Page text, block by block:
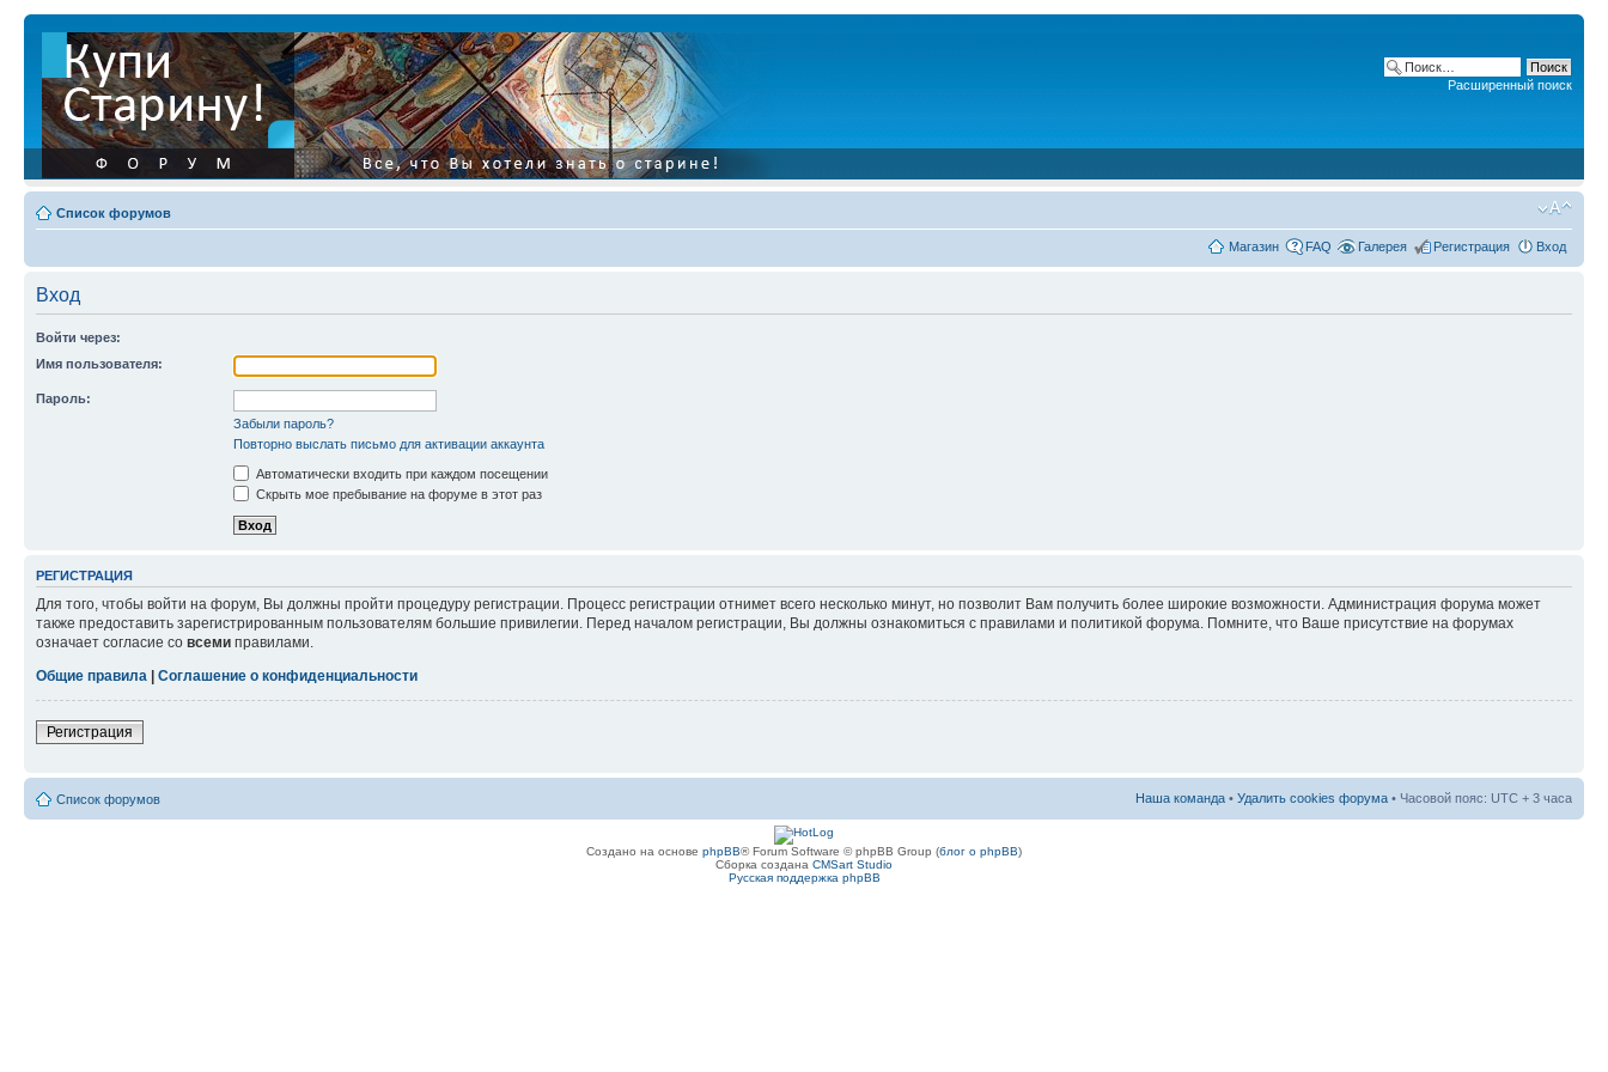
Расширенный поиск
Список форумов
Магазин FAQ Галерея Регистрация Вход
Вход
Войти через:
Имя пользователя:
Пароль:
Забыли пароль?
Повторно выслать письмо для активации аккаунта
Автоматически входить при каждом посещении
Скрыть мое пребывание на форуме в этот раз
РЕГИСТРАЦИЯ
Для того, чтобы войти на форум, Вы должны пройти процедуру регистрации. Процесс регистрации отнимет всего несколько минут, но позволит Вам получить более широкие возможности. Администрация форума может
также предоставить зарегистрированным пользователям большие привилегии. Перед началом регистрации, Вы должны ознакомиться с правилами и политикой форума. Помните, что Ваше присутствие на форумах
означает согласие со всеми правилами.
Общие правила | Соглашение о конфиденциальности
Регистрация
Список форумов Наша команда • Удалить cookies форума • Часовой пояс: UTC + 3 часа
Создано на основе phpBB® Forum Software © phpBB Group (блог о phpBB)
Сборка создана CMSart Studio
Русская поддержка phpBB